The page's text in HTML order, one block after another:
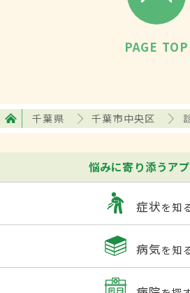
PAGE TOP
千葉県 千葉市中央区
悩みに寄り添うア
症状を知
病気を知